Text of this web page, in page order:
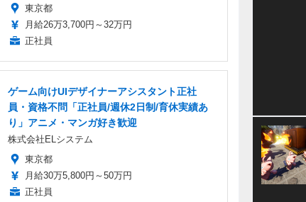
東京都
月給26万3,700円～32万円
正社員
ゲーム向けUIデザイナーアシスタント正社
員・資格不問「正社員/週休2日制/育休実績あ
り」アニメ・マンガ好き歓迎
株式会社ELシステム
東京都
月給30万5,800円～50万円
正社員